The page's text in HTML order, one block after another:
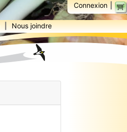
| Nous joindre
Connexion |